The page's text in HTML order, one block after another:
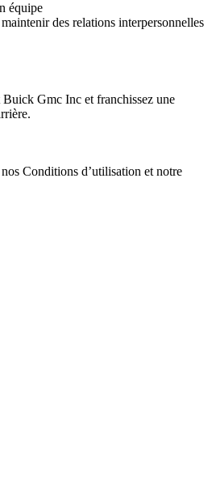
équipe
des relations interpersonnelles
Gmc Inc et franchissez une
Conditions d’utilisation et notre